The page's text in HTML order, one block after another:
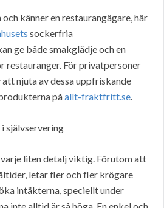
känner en restaurangägare, här
sockerfria
ge både smakglädje och en
restauranger. För privatpersoner
njuta av dessa uppfriskande
påallt-fraktfritt.se.
självservering
liten detalj viktig. Förutom att
letar fler och fler krögare
intäkterna, speciellt under